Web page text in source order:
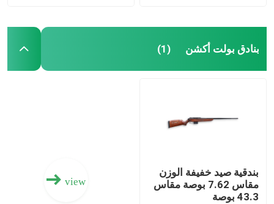
بنادق بولت أكشن (1)
بندقية صيد خفيفة الوزن
مقاس 7.62 بوصة مقاس
43.3 بوصة
view